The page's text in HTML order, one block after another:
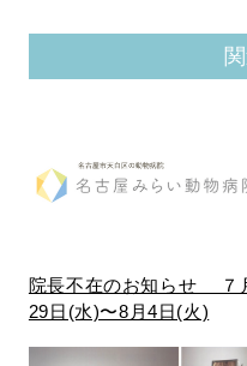
院長不在のお知らせ ７
29日(水)〜8月4日(火)